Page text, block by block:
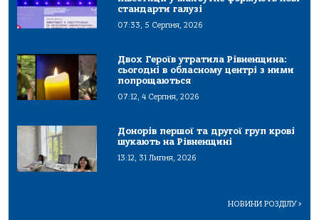
стандарти галузі
07:33, 5 Серпня, 2026
Двох Героїв утратила Рівненщина:
сьогодні в обласному центрі з ними
попрощаються
07:12, 4 Серпня, 2026
Донорів першої та другої груп крові
шукають на Рівненщині
13:12, 31 Липня, 2026
НОВИНИ РОЗДІЛУ>